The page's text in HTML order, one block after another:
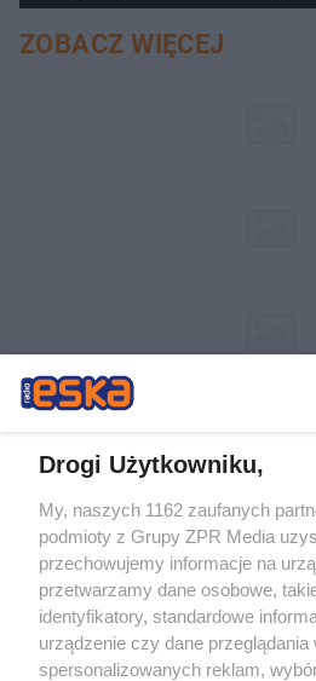
pociemniałą biżuterię
ZOBACZ WIĘCEJ
Drogi Użytkowniku,
My, naszych 1162 zaufanych
podmioty z Grupy ZPR Media
przechowujemy informacje na
przetwarzamy dane osobowe,
identyfikatory, standardowe
urządzenie czy dane przeglądania
spersonalizowanych reklam,